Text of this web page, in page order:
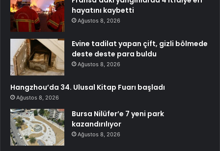
hayatını kaybetti
Ağustos 8, 2026
Evine tadilat yapan çift, gizli bölmede
deste deste para buldu
Ağustos 8, 2026
Hangzhou’da 34. Ulusal Kitap Fuarı başladı
Ağustos 8, 2026
Bursa Nilüfer’e 7 yeni park
kazandırılıyor
Ağustos 8, 2026